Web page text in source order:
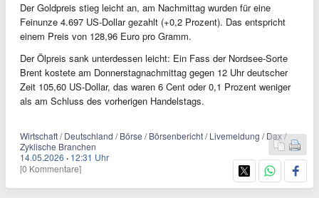
Der Goldpreis stieg leicht an, am Nachmittag wurden für eine
Feinunze 4.697 US-Dollar gezahlt (+0,2 Prozent). Das entspricht
einem Preis von 128,96 Euro pro Gramm.
Der Ölpreis sank unterdessen leicht: Ein Fass der Nordsee-Sorte
Brent kostete am Donnerstagnachmittag gegen 12 Uhr deutscher
Zeit 105,60 US-Dollar, das waren 6 Cent oder 0,1 Prozent weniger
als am Schluss des vorherigen Handelstags.
Wirtschaft / Deutschland / Börse / Börsenbericht / Livemeldung / Dax /
Zyklische Branchen
14.05.2026 · 12:31 Uhr
[0 Kommentare]